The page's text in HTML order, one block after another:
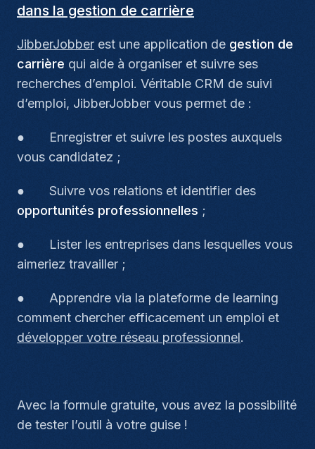
dans la gestion de carrière
JibberJobber est une application de gestion de
carrière qui aide à organiser et suivre ses
recherches d’emploi. Véritable CRM de suivi
d’emploi, JibberJobber vous permet de :
● Enregistrer et suivre les postes auxquels
vous candidatez ;
● Suivre vos relations et identifier des
opportunités professionnelles ;
● Lister les entreprises dans lesquelles vous
aimeriez travailler ;
● Apprendre via la plateforme de learning
comment chercher efficacement un emploi et
développer votre réseau professionnel.
Avec la formule gratuite, vous avez la possibilité
de tester l’outil à votre guise !